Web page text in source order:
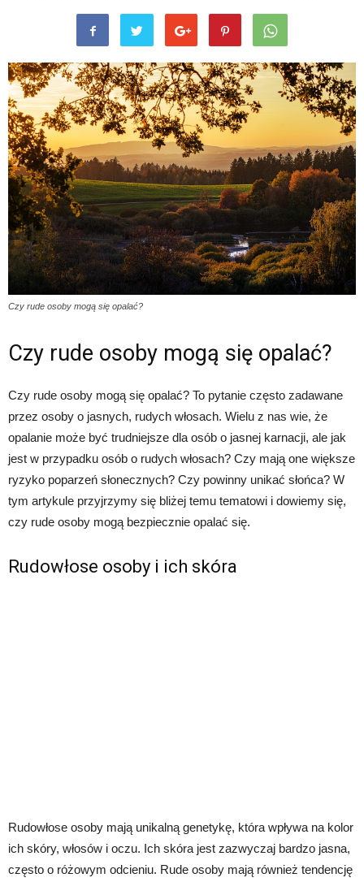
Czy rude osoby mogą się opalać?
Czy rude osoby mogą się opalać?
Czy rude osoby mogą się opalać? To pytanie często zadawane
przez osoby o jasnych, rudych włosach. Wielu z nas wie, że
opalanie może być trudniejsze dla osób o jasnej karnacji, ale jak
jest w przypadku osób o rudych włosach? Czy mają one większe
ryzyko poparzeń słonecznych? Czy powinny unikać słońca? W
tym artykule przyjrzymy się bliżej temu tematowi i dowiemy się,
czy rude osoby mogą bezpiecznie opalać się.
Rudowłose osoby i ich skóra
Rudowłose osoby mają unikalną genetykę, która wpływa na kolor
ich skóry, włosów i oczu. Ich skóra jest zazwyczaj bardzo jasna,
często o różowym odcieniu. Rude osoby mają również tendencję